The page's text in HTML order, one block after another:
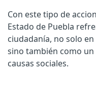
Con este tipo de
Estado de Puebla
ciudadanía, no solo
sino también como
causas sociales.